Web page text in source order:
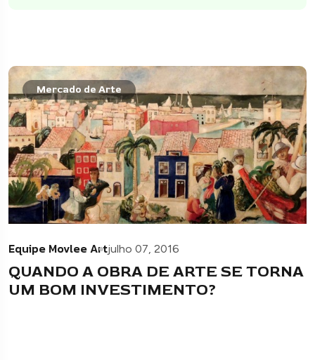
Mercado de Arte
Equipe Movlee Artjulho 07, 2016
QUANDO A OBRA DE ARTE SE TORNA
UM BOM INVESTIMENTO?